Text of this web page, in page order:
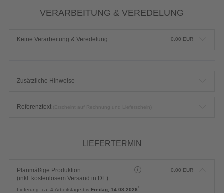
VERARBEITUNG & VEREDELUNG
Keine Verarbeitung & Veredelung 0,00 EUR
Zusätzliche Hinweise
Referenztext
LIEFERTERMIN
Planmäßige Produktion
(inkl. kostenlosem Versand in DE)
0,00 EUR
Lieferung: ca. 4 Arbeitstage bis Freitag, 14.08.2026*